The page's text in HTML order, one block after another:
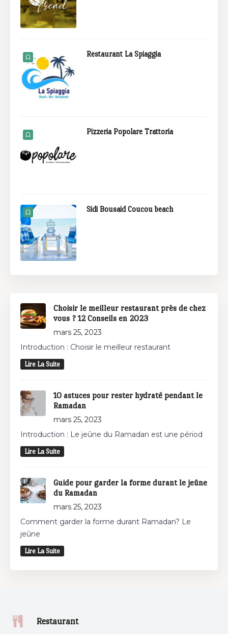
Restaurant La Spiaggia
Pizzeria Popolare Trattoria
Sidi Bousaid Coucou beach
Choisir le meilleur restaurant près de chez
vous ? 12 Conseils en 2023
mars 25, 2023
Introduction : Choisir le meilleur restaurant
Lire La Suite
10 astuces pour rester hydraté pendant le
Ramadan
mars 25, 2023
Introduction : Le jeûne du Ramadan est une périod
Lire La Suite
Guide pour garder la forme durant le jeûne
du Ramadan
mars 25, 2023
Comment garder la forme durant Ramadan? Le
jeûne
Lire La Suite
Restaurant